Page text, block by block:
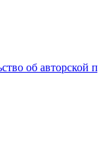
об авторской